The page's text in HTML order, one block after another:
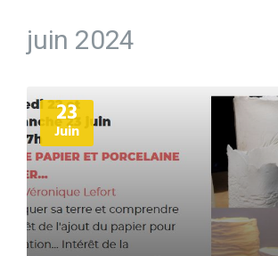
juin 2024
23
Juin
d'informations